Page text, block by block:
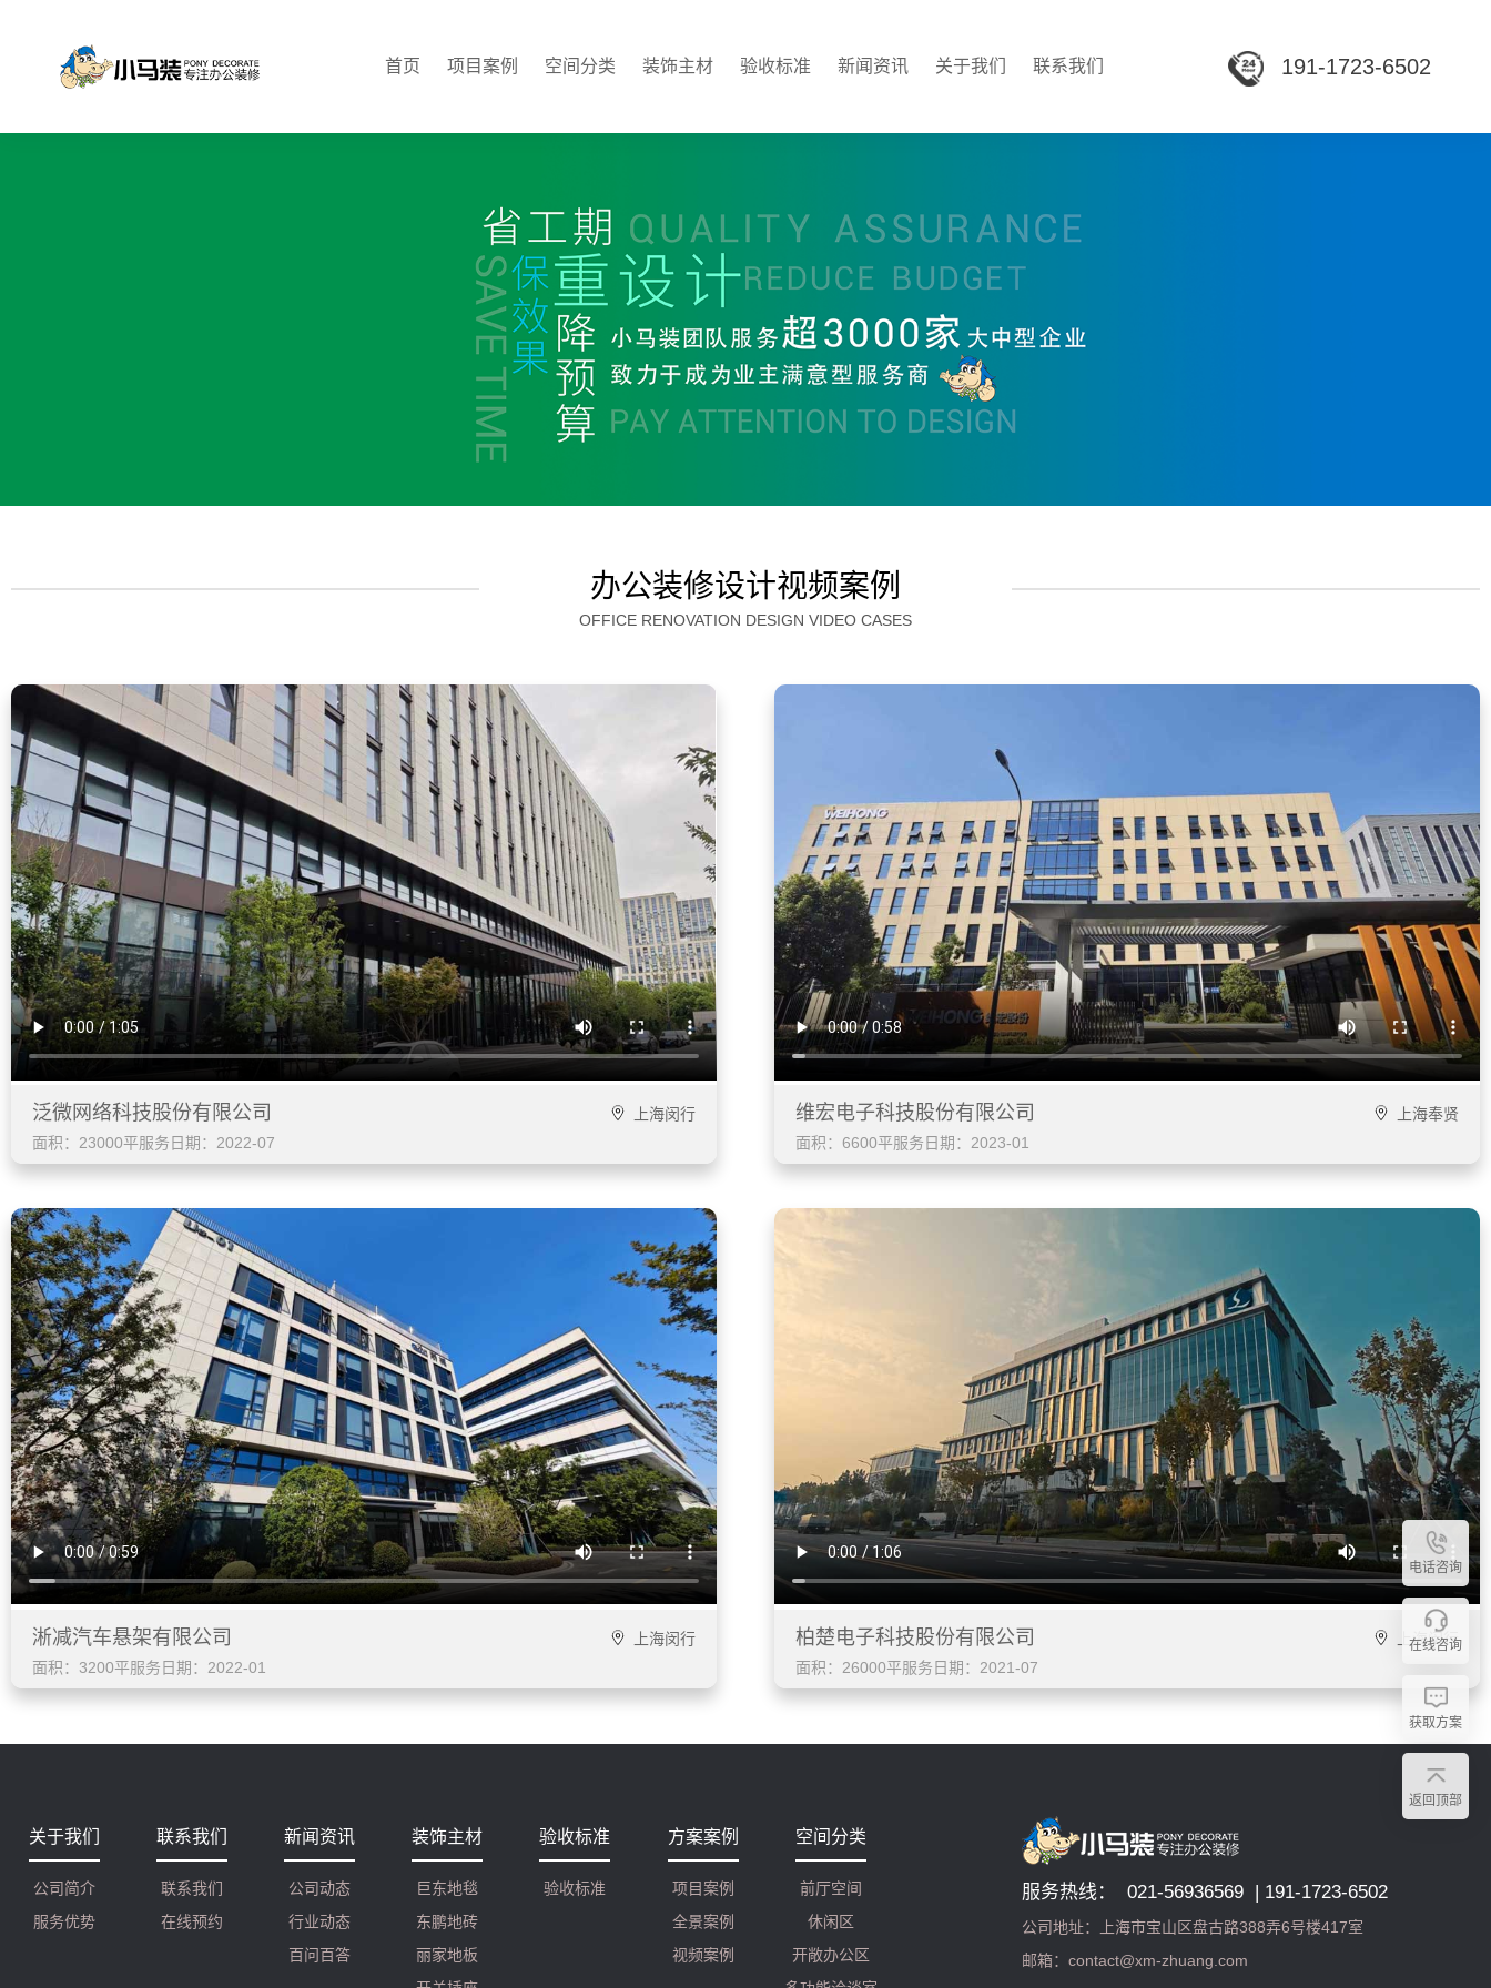
首页 项目案例 空间分类 装饰主材 验收标准 新闻资讯 关于我们 联系我们 191-1723-6502
电话咨询
在线咨询
获取方案
返回顶部
办公装修设计视频案例
OFFICE RENOVATION DESIGN VIDEO CASES
泛微网络科技股份有限公司
面积：23000平服务日期：2022-07
上海闵行 维宏电子科技股份有限公司
面积：6600平服务日期：2023-01
上海奉贤
淅减汽车悬架有限公司
面积：3200平服务日期：2022-01
上海闵行 柏楚电子科技股份有限公司
面积：26000平服务日期：2021-07
上海闵行
关于我们
公司简介
服务优势
联系我们
联系我们
在线预约
新闻资讯
公司动态
行业动态
百问百答
装饰主材
巨东地毯
东鹏地砖
丽家地板
验收标准
验收标准
方案案例
项目案例
全景案例
视频案例
空间分类
前厅空间
休闲区
开敞办公区
服务热线： 021-56936569 | 191-1723-6502
公司地址：上海市宝山区盘古路388弄6号楼417室
邮箱：contact@xm-zhuang.com